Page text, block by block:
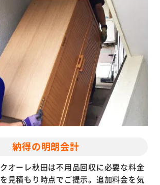
納得の明朗会計
クオーレ秋田は不用品回収に必要な料金
を見積もり時点でご提示。追加料金を気